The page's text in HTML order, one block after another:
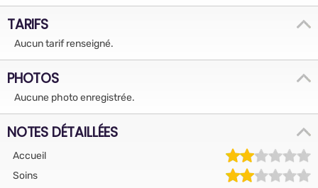
TARIFS
Aucun tarif renseigné.
PHOTOS
Aucune photo enregistrée.
NOTES DÉTAILLÉES
Accueil
Soins